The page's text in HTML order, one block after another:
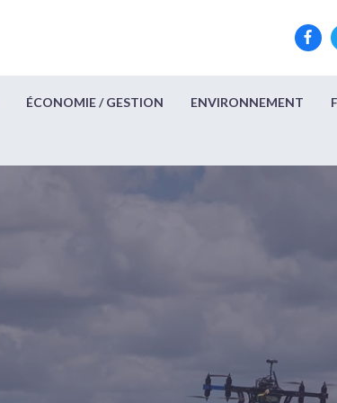
ÉCONOMIE / GESTION ENVIRONNEMENT